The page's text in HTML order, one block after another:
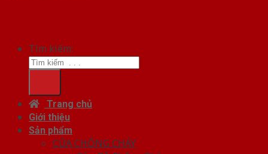
Tìm kiếm:
Trang chủ
Giới thiệu
Sản phẩm
CỬA CHỐNG CHÁY